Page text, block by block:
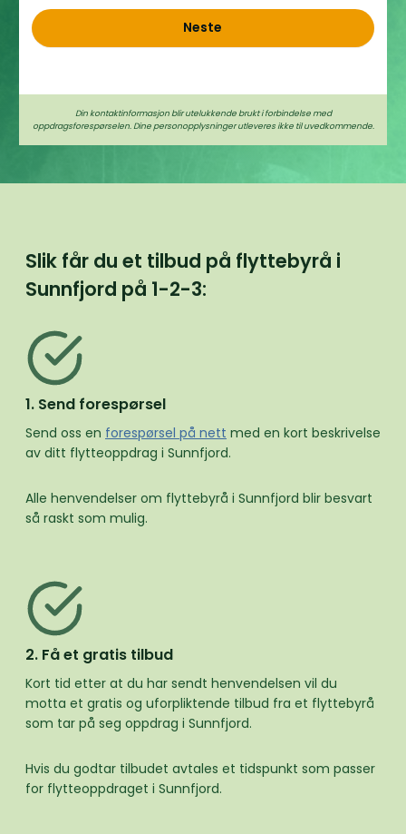
Neste
Din kontaktinformasjon blir utelukkende brukt i forbindelse med
oppdragsforespørselen. Dine personopplysninger utleveres ikke til uvedkommende.
Slik får du et tilbud på flyttebyrå i
Sunnfjord på 1-2-3:
1. Send forespørsel
Send oss en forespørsel på nett med en kort beskrivelse
av ditt flytteoppdrag i Sunnfjord.
Alle henvendelser om flyttebyrå i Sunnfjord blir besvart
så raskt som mulig.
2. Få et gratis tilbud
Kort tid etter at du har sendt henvendelsen vil du
motta et gratis og uforpliktende tilbud fra et flyttebyrå
som tar på seg oppdrag i Sunnfjord.
Hvis du godtar tilbudet avtales et tidspunkt som passer
for flytteoppdraget i Sunnfjord.